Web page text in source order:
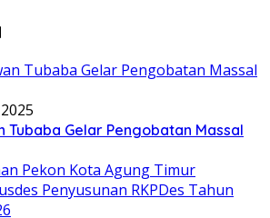
Tubaba Gelar Pengobatan Massal